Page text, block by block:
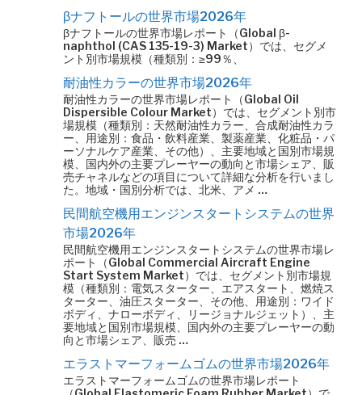
βナフトールの世界市場2026年
βナフトールの世界市場レポート（Global β-
naphthol (CAS 135-19-3) Market）では、セグメ
ント別市場規模（種類別：≥99％、
耐油性カラーの世界市場2026年
耐油性カラーの世界市場レポート（Global Oil
Dispersible Colour Market）では、セグメント別市
場規模（種類別：天然耐油性カラー、合成耐油性カラ
ー、用途別：食品・飲料産業、製薬産業、化粧品・パ
ーソナルケア産業、その他）、主要地域と国別市場規
模、国内外の主要プレーヤーの動向と市場シェア、販
売チャネルなどの項目について詳細な分析を行いまし
た。地域・国別分析では、北米、アメ …
民間航空機用エンジンスタートシステムの世界
市場2026年
民間航空機用エンジンスタートシステムの世界市場レ
ポート（Global Commercial Aircraft Engine
Start System Market）では、セグメント別市場規
模（種類別：電気スターター、エアスタート、燃焼ス
ターター、油圧スターター、その他、用途別：ワイド
ボディ、ナローボディ、リージョナルジェット）、主
要地域と国別市場規模、国内外の主要プレーヤーの動
向と市場シェア、販売 …
エラストマーフォームゴムの世界市場2026年
エラストマーフォームゴムの世界市場レポート